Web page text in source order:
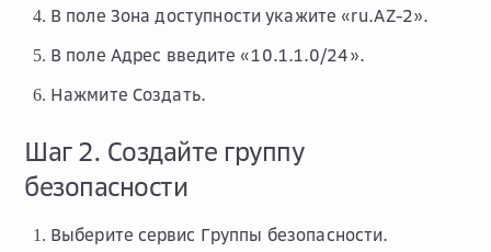
В поле Зона доступности укажите «ru.AZ-2».
В поле Адрес введите «10.1.1.0/24».
Нажмите Создать.
Шаг 2. Создайте группу
безопасности
Выберите сервис Группы безопасности.